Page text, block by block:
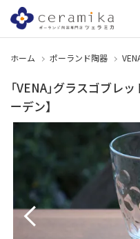
ホーム ポーランド陶器
「VENA」グラスゴブレ
ーデン】